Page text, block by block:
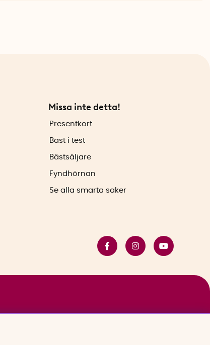
Missa inte detta!
Presentkort
Bäst i test
Bästsäljare
Fyndhörnan
Se alla smarta saker